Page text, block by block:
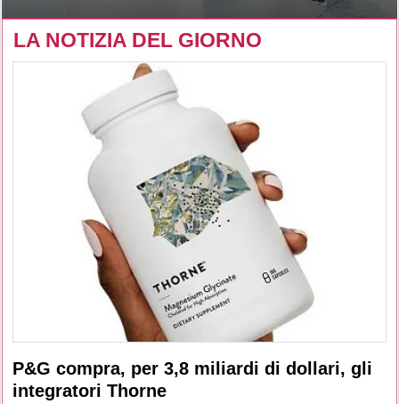
LA NOTIZIA DEL GIORNO
P&G compra, per 3,8 miliardi di dollari, gli
integratori Thorne